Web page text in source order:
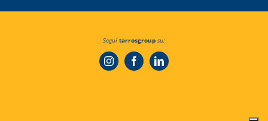
Segui tarrosgroup su: